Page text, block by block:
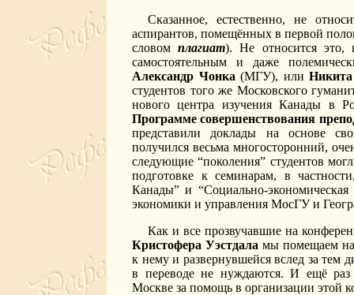
Сказанное, естественно, не
аспирантов, помещённых в первой
словом плагиат). Не относится это,
самостоятельным и даже
Александр Чонка(МГУ), или
студентов того же Московского
нового центра изучения Канады в
Программе совершенствования
представили доклады на основе
получился весьма многосторонний,
следующие “поколения” студентов
подготовке к семинарам, в
Канады” и “Социально-
экономики и управления МосГУ и
Как и все прозвучавшие на
Кристофера Уэстдала мы помещаем на
к нему и развернувшейся вслед за
в переводе не нуждаются. И ещё раз
Москве за помощь в организации этой